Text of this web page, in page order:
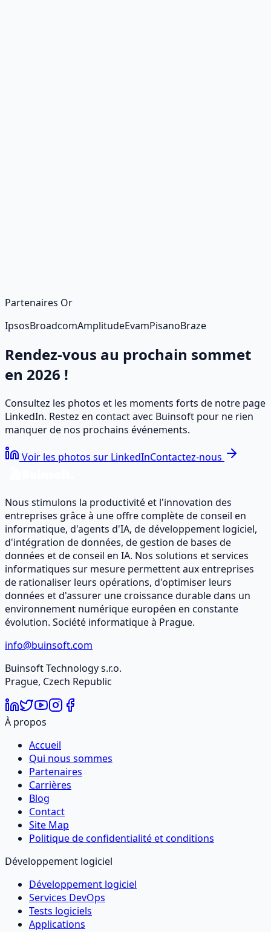
Partenaires Or
IpsosBroadcomAmplitudeEvamPisanoBraze
Rendez-vous au prochain sommet
en 2026 !
Consultez les photos et les moments forts de notre page
LinkedIn. Restez en contact avec Buinsoft pour ne rien
manquer de nos prochains événements.
Voir les photos sur LinkedInContactez-nous
Nous stimulons la productivité et l'innovation des
entreprises grâce à une offre complète de conseil en
informatique, d'agents d'IA, de développement logiciel,
d'intégration de données, de gestion de bases de
données et de conseil en IA. Nos solutions et services
informatiques sur mesure permettent aux entreprises
de rationaliser leurs opérations, d'optimiser leurs
données et d'assurer une croissance durable dans un
environnement numérique européen en constante
évolution. Société informatique à Prague.
info@buinsoft.com
Buinsoft Technology s.r.o.
Prague, Czech Republic
À propos
Accueil
Qui nous sommes
Partenaires
Carrières
Blog
Contact
Site Map
Politique de confidentialité et conditions
Développement logiciel
Développement logiciel
Services DevOps
Tests logiciels
Applications